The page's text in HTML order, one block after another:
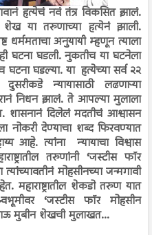
हत्येचं नवं तंत्र विकसित झालं.
शेख या तरुणाच्या हत्येनं झाली.
अनुयायी म्हणून त्याला
घटना घडली. नुकतीच या घटनेला
घटना घडल्या. या हत्येच्या सर्व २२
न्यायासाठी लढणाऱ्या
निधन झालं. ते आपल्या मुलाला
शासनानं दिलेलं मदतीचं आश्वासन
नोकरी देण्याचा शब्द फिरवण्यात
आहे. त्यांना न्यायाचा विश्वास
तरुणांनी ‘जस्टीस फॉर
मोहसीनच्या जन्मगावी
महाराष्ट्रातील शेकडो तरुण यात
‘जस्टीस फॉर मोहसीन
मुबीन शेखची मुलाखत...